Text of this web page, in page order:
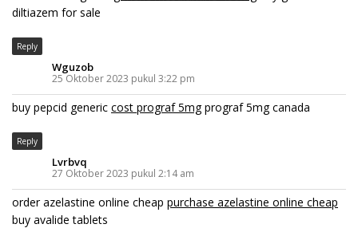
diltiazem for sale
Reply
Wguzob
25 Oktober 2023 pukul 3:22 pm
buy pepcid generic cost prograf 5mgprograf 5mg canada
Reply
Lvrbvq
27 Oktober 2023 pukul 2:14 am
order azelastine online cheap purchase azelastine online cheap
buy avalide tablets